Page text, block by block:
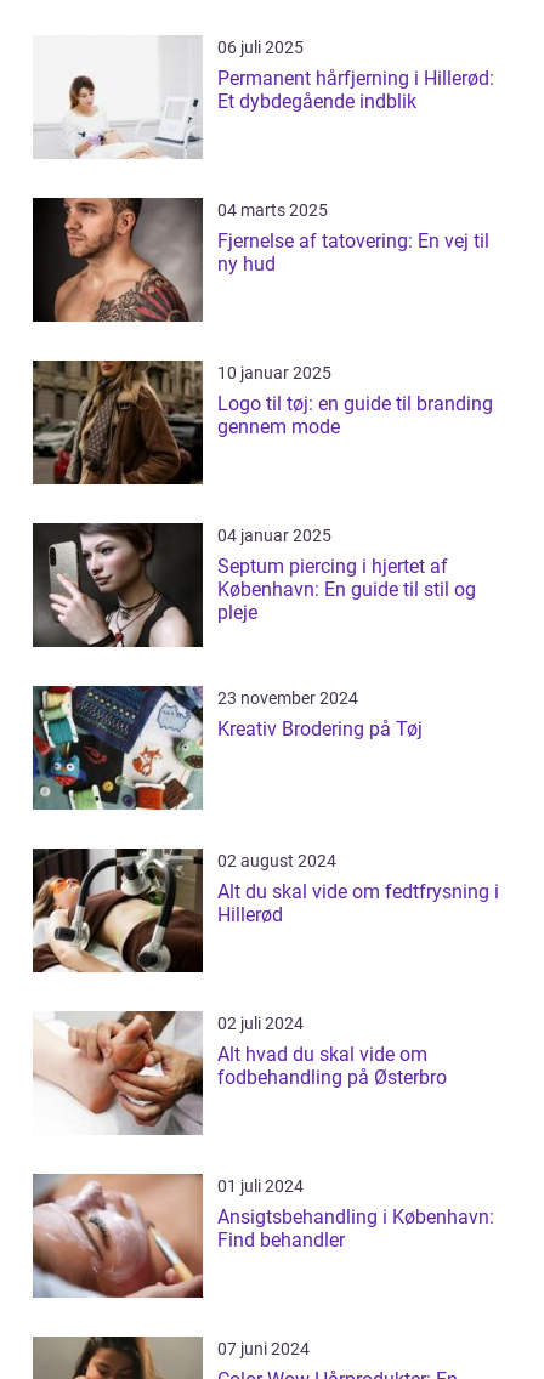
06 juli 2025
Permanent hårfjerning i Hillerød:
Et dybdegående indblik
04 marts 2025
Fjernelse af tatovering: En vej til
ny hud
10 januar 2025
Logo til tøj: en guide til branding
gennem mode
04 januar 2025
Septum piercing i hjertet af
København: En guide til stil og
pleje
23 november 2024
Kreativ Brodering på Tøj
02 august 2024
Alt du skal vide om fedtfrysning i
Hillerød
02 juli 2024
Alt hvad du skal vide om
fodbehandling på Østerbro
01 juli 2024
Ansigtsbehandling i København:
Find behandler
07 juni 2024